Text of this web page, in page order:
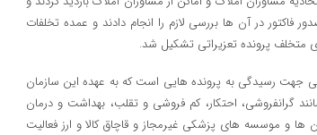
در آن ها بررسی لازم را انجام دادند و عمده تخلفات
متخلف پرونده تعزیراتی تشکیل شد.
رسیدگی به پرونده هایی است که به عهده این سازمان
گرانفروشی، احتکار، کم فروشی و تقلب، بهداشت و درمان
ها و موسسه های پزشکی غیرمجاز و قاچاق کالا و ارز فعالیت